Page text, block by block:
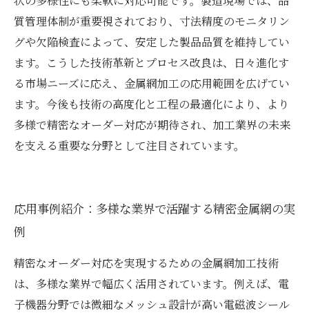
質管理体制が重要視されており、寸法精度のモニタリン
グや欠陥検査によって、安定した製品品質を維持してい
ます。こうした技術革新とプロセス改良は、日々進化す
る市場ニーズに応え、金属網加工の応用範囲を広げてい
ます。今後も技術の高度化と工程の最適化により、より
多様で精密なオーダー対応が期待され、加工業界の未来
を支える重要な分野として注目されています。
応用事例紹介：多様な業界で活躍する精密金属網の実
例
精密なオーダー対応を実現するための金属網加工技術
は、多様な業界で幅広く活用されています。例えば、電
子機器分野では微細なメッシュ設計が高い電磁波シール